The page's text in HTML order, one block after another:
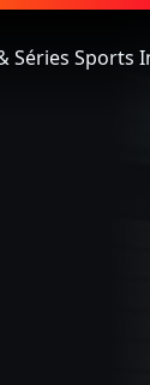
Séries Sports